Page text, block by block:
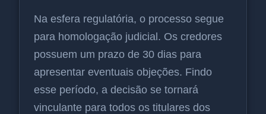
Na esfera regulatória, o processo segue
para homologação judicial. Os credores
possuem um prazo de 30 dias para
apresentar eventuais objeções. Findo
esse período, a decisão se tornará
vinculante para todos os titulares dos